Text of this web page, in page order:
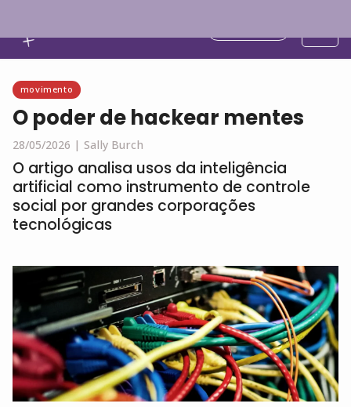
movimento
O poder de hackear mentes
28/05/2026 | Sally Burch
O artigo analisa usos da inteligência
artificial como instrumento de controle
social por grandes corporações
tecnológicas